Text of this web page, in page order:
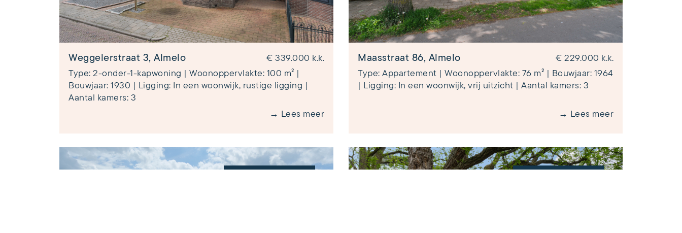
Weggelerstraat 3, Almelo
€ 339.000 k.k.
Type: 2-onder-1-kapwoning | Woonoppervlakte: 100 m² |
Bouwjaar: 1930 | Ligging: In een woonwijk, rustige ligging |
Aantal kamers: 3
→ Lees meer
Maasstraat 86, Almelo
€ 229.000 k.k.
Type: Appartement | Woonoppervlakte: 76 m² | Bouwjaar: 1964
| Ligging: In een woonwijk, vrij uitzicht | Aantal kamers: 3
→ Lees meer